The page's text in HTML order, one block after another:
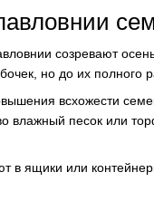
созревают
но до их полного
всхожести
влажный песок или
в ящики или